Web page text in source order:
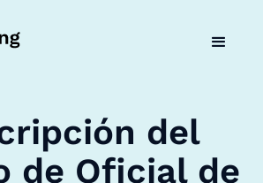
del
de Oficial de